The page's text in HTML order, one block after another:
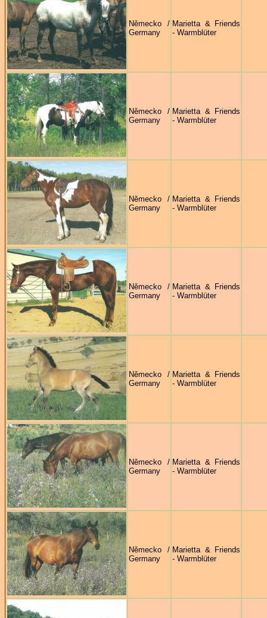
Německo /
Germany
Marietta & Friends
- Warmblüter
Německo /
Germany
Marietta & Friends
- Warmblüter
Německo /
Germany
Marietta & Friends
- Warmblüter
Německo /
Germany
Marietta & Friends
- Warmblüter
Německo /
Germany
Marietta & Friends
- Warmblüter
Německo /
Germany
Marietta & Friends
- Warmblüter
Německo /
Germany
Marietta & Friends
- Warmblüter